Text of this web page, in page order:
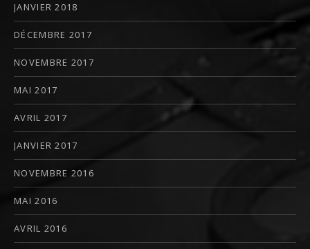
JANVIER 2018
DÉCEMBRE 2017
NOVEMBRE 2017
MAI 2017
AVRIL 2017
JANVIER 2017
NOVEMBRE 2016
MAI 2016
AVRIL 2016